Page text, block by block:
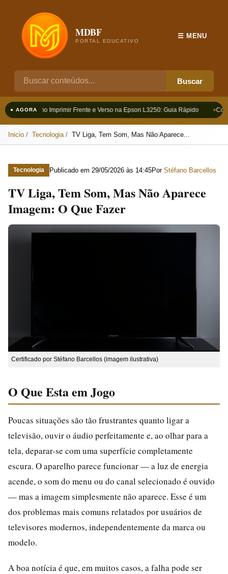
MDBF
PORTAL EDUCATIVO
Buscar
☰ MENU
● AGORAComo Imprimir Frente e Verso na Epson L3250: Guia Rápido
Inicio Tecnologia TV Liga, Tem Som, Mas Não Aparece...
Tecnologia Publicado em 29/05/2026 às 14:45Por Stéfano Barcellos
TV Liga, Tem Som, Mas Não Aparece
Imagem: O Que Fazer
Certificado por Stéfano Barcellos (imagem ilustrativa)
O Que Esta em Jogo
Poucas situações são tão frustrantes quanto ligar a
televisão, ouvir o áudio perfeitamente e, ao olhar para a
tela, deparar-se com uma superfície completamente
escura. O aparelho parece funcionar — a luz de energia
acende, o som do menu ou do canal selecionado é ouvido
— mas a imagem simplesmente não aparece. Esse é um
dos problemas mais comuns relatados por usuários de
televisores modernos, independentemente da marca ou
modelo.
A boa notícia é que, em muitos casos, a falha pode ser